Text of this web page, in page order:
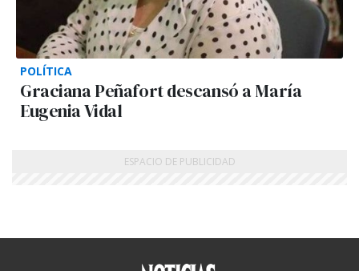
POLÍTICA
Graciana Peñafort descansó a María
Eugenia Vidal